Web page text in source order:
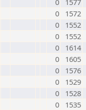
0
1577
0
1572
0
1552
0
1552
0
1614
0
1605
0
1576
0
1529
0
1528
0
1535